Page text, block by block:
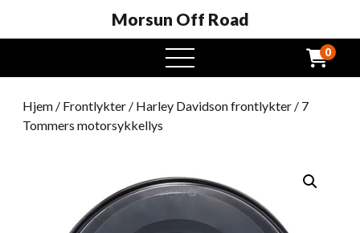
Morsun Off Road
Åpen
meny
0
Hjem / Frontlykter / Harley Davidson frontlykter / 7
Tommers motorsykkellys